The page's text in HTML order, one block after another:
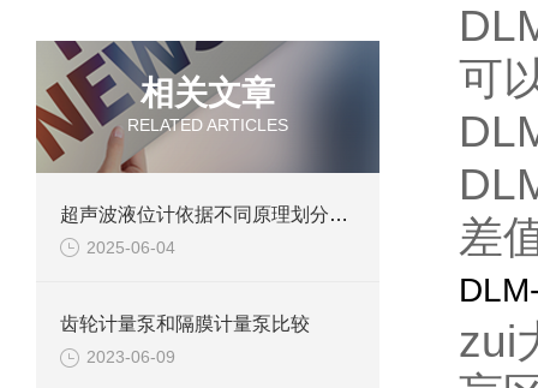
相关文章
RELATED ARTICLES
超声波液位计依据不同原理划分可以分为几种
2025-06-04
齿轮计量泵和隔膜计量泵比较
2023-06-09
可
差
zui